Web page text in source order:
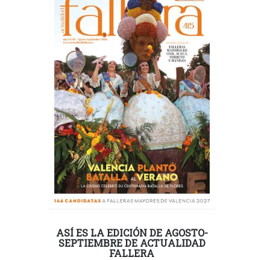
ASÍ ES LA EDICIÓN DE AGOSTO-
SEPTIEMBRE DE ACTUALIDAD
FALLERA